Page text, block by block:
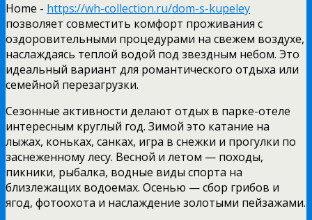
Home - https://wh-collection.ru/dom-s-kupeley
позволяет совместить комфорт проживания с
оздоровительными процедурами на свежем воздухе,
наслаждаясь теплой водой под звездным небом. Это
идеальный вариант для романтического отдыха или
семейной перезагрузки.
Сезонные активности делают отдых в парке-отеле
интересным круглый год. Зимой это катание на
лыжах, коньках, санках, игра в снежки и прогулки по
заснеженному лесу. Весной и летом — походы,
пикники, рыбалка, водные виды спорта на
близлежащих водоемах. Осенью — сбор грибов и
ягод, фотоохота и наслаждение золотыми пейзажами.